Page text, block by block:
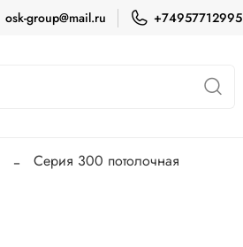
osk-group@mail.ru +74957712995
Серия 300 потолочная